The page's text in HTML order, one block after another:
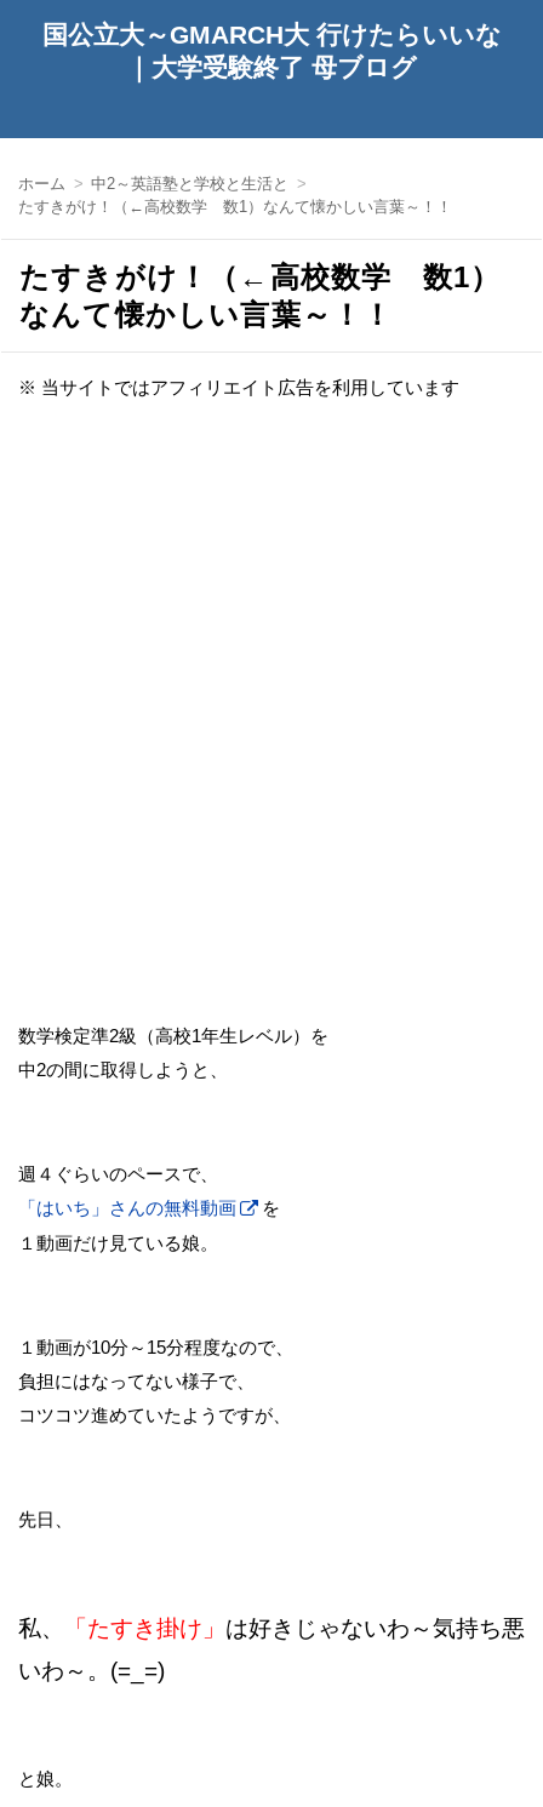
国公立大～GMARCH大 行けたらいいな
｜大学受験終了 母ブログ
ホーム
中2～英語塾と学校と生活と
たすきがけ！（←高校数学 数1）なんて懐かしい言葉～！！
たすきがけ！（←高校数学 数1）
なんて懐かしい言葉～！！
※ 当サイトではアフィリエイト広告を利用しています
数学検定準2級（高校1年生レベル）を
中2の間に取得しようと、
週４ぐらいのペースで、
「はいち」さんの無料動画
を
１動画だけ見ている娘。
１動画が10分～15分程度なので、
負担にはなってない様子で、
コツコツ進めていたようですが、
先日、
私、 「たすき掛け」 は好きじゃないわ～気持ち悪
いわ～。(=_=)
と娘。